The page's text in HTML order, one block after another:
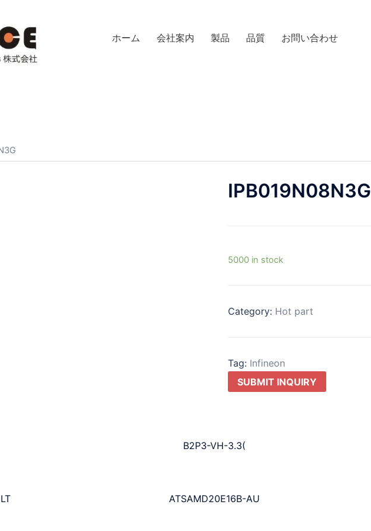
ホーム 会社案内 製品 品質 お問い合わせ
IPB019N08N3G
5000 in stock
Category: Hot part
Tag: Infineon
SUBMIT INQUIRY
B2P3-VH-3.3(
ATSAMD20E16B-AU